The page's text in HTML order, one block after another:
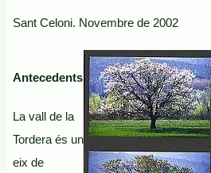
Sant Celoni. Novembre de 2002
Antecedents
La vall de la
Tordera és un
eix de